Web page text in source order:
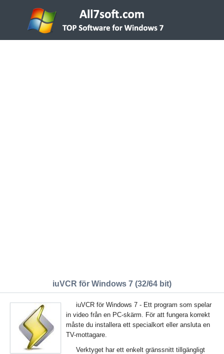
iuVCR för Windows 7 (32/64 bit)
iuVCR för Windows 7 - Ett program som spelar
in video från en PC-skärm. För att fungera korrekt
måste du installera ett specialkort eller ansluta en
TV-mottagare.
Verktyget har ett enkelt gränssnitt tillgängligt